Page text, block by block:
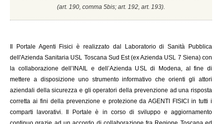
(art. 190, comma 5bis; art. 192, art. 193).
Portale Agenti Fisici è realizzato dal Laboratorio di Sanità Pubblica
dell'Azienda Sanitaria USL Toscana Sud Est (ex Azienda USL 7 Siena) con
la collaborazione dell’INAIL e dell’Azienda USL di Modena, al fine di
mettere a disposizione uno strumento informativo che orienti gli attori
aziendali della sicurezza e gli operatori della prevenzione ad una risposta
corretta ai fini della prevenzione e protezione da AGENTI FISICI in tutti i
comparti lavorativi. Il Portale è in corso di sviluppo e aggiornamento